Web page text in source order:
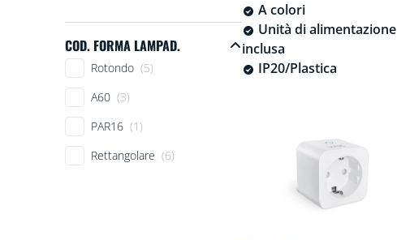
COD. FORMA LAMPAD.
Cod. forma lampad.
Rotondo (5)
A60 (3)
PAR16 (1)
Rettangolare (6)
A colori
Unità di alimentazione
inclusa
IP20/Plastica